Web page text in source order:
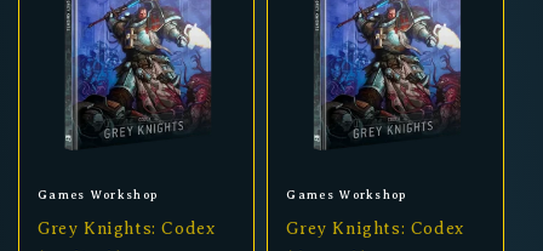
Anbieter:
Games Workshop
Grey Knights: Codex
Anbieter:
Games Workshop
Grey Knights: Codex